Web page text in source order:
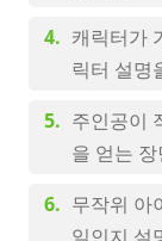
캐릭터가
릭터 설명
주인공이
을 얻는
무작위 아